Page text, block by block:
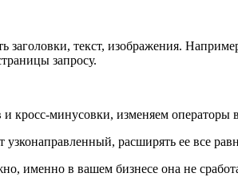
текст, изображения.
запросу.
кросс-минусовки, изменяем операторы
расширять ее все
именно в вашем бизнесе она не